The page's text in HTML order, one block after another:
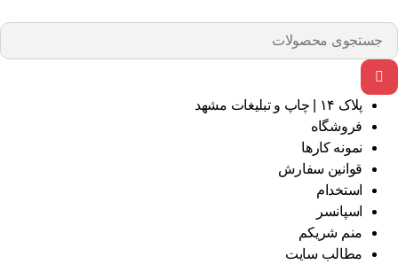
پلاک ۱۴ | چاپ و تبلیغات مشهد
فروشگاه
نمونه کارها
قوانین سفارش
استخدام
اسپانسر
منم شریکم
مطالب سایت